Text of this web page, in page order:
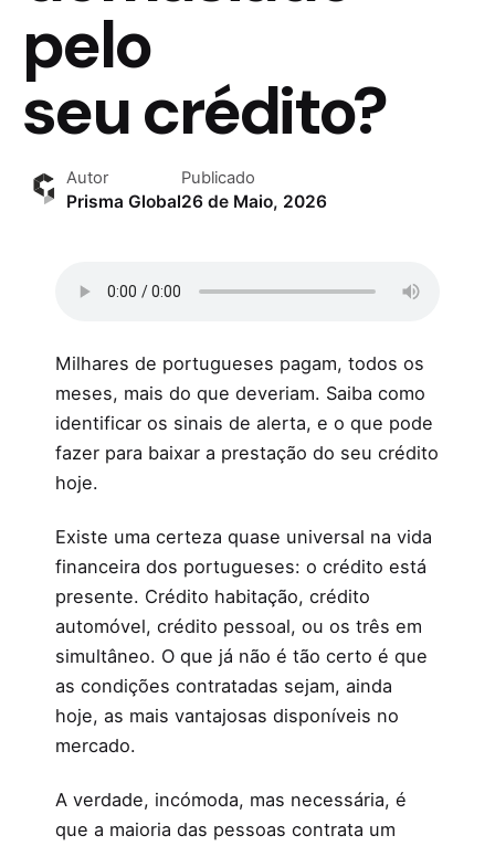
pelo
seu crédito?
Autor
Prisma Global
Publicado
26 de Maio, 2026
Milhares de portugueses pagam, todos os
meses, mais do que deveriam. Saiba como
identificar os sinais de alerta, e o que pode
fazer para baixar a prestação do seu crédito
hoje.
Existe uma certeza quase universal na vida
financeira dos portugueses: o crédito está
presente. Crédito habitação, crédito
automóvel, crédito pessoal, ou os três em
simultâneo. O que já não é tão certo é que
as condições contratadas sejam, ainda
hoje, as mais vantajosas disponíveis no
mercado.
A verdade, incómoda, mas necessária, é
que a maioria das pessoas contrata um